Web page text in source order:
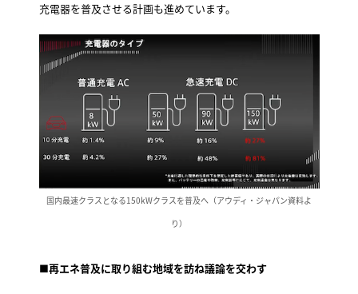
充電器を普及させる計画も進めています。
国内最速クラスとなる150kWクラスを普及へ（アウディ・ジャパン資料よ
り）
■再エネ普及に取り組む地域を訪ね議論を交わす